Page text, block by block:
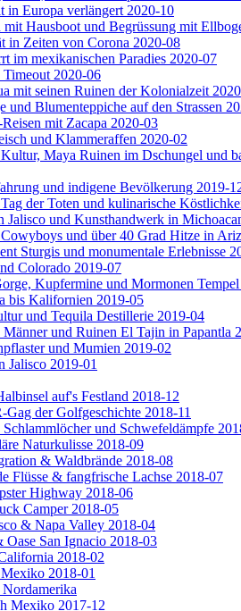
in Europa verlängert 2020-10
mit Hausboot und Begrüssung mit
in Zeiten von Corona 2020-08
im mexikanischen Paradies 2020-07
2020-06
mit seinen Ruinen der Kolonialzeit
und Blumenteppiche auf den Strassen
mit Zacapa 2020-03
und Klammeraffen 2020-02
Maya Ruinen im Dschungel und
und indigene Bevölkerung 2019-
der Toten und kulinarische
Jalisco und Kunsthandwerk in
und über 40 Grad Hitze in
Sturgis und monumentale Erlebnisse
Colorado 2019-07
Kupfermine und Mormonen
bis Kalifornien 2019-05
und Tequila Destillerie 2019-04
und Ruinen El Tajin in Papantla
und Mumien 2019-02
Jalisco 2019-01
auf's Festland 2018-12
Gag der Golfgeschichte 2018-11
und Schwefeldämpfe
Naturkulisse 2018-09
& Waldbrände 2018-08
Flüsse & fangfrische Lachse 2018-07
Highway 2018-06
Camper 2018-05
& Napa Valley 2018-04
San Ignacio 2018-03
2018-02
2018-01
Mexiko 2017-12